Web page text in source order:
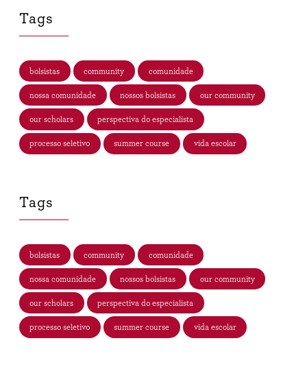
Tags
bolsistas community comunidade
nossa comunidade nossos bolsistas our community
our scholars perspectiva do especialista
processo seletivo summer course vida escolar
Tags
bolsistas community comunidade
nossa comunidade nossos bolsistas our community
our scholars perspectiva do especialista
processo seletivo summer course vida escolar